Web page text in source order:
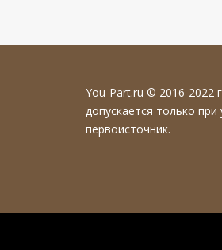
You-Part.ru © 2016-2022
допускается только при
первоисточник.